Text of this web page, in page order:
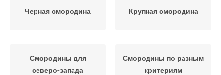
Черная смородина Крупная смородина
Смородины для
северо-запада
Смородины по разным
критериям